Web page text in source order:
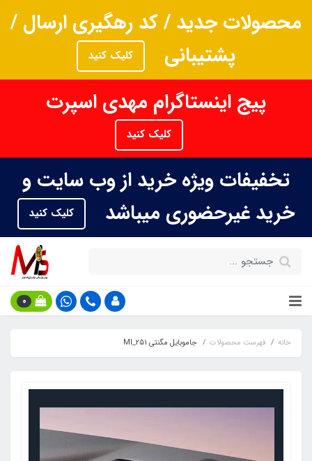
محصولات جدید / کد رهگیری ارسال /
پشتیبانی
کلیک کنید
پیج اینستاگرام مهدی اسپرت
کلیک کنید
تخفیفات ویژه خرید از وب سایت و
خرید غیرحضوری میباشد
کلیک کنید
0
خانه فهرست محصولات جاموبایل مگنتی Ml_251